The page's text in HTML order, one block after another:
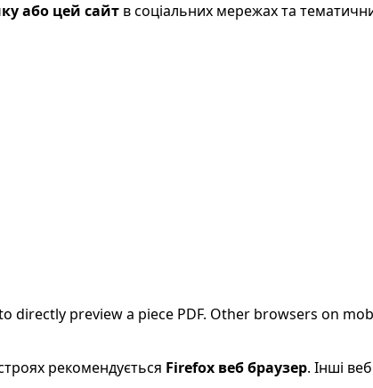
або цей сайт в соціальних мережах та
directly preview a piece PDF. Other browsers on
рекомендується Firefox веб браузер. Інші